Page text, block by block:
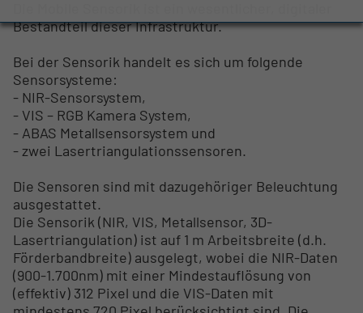
Bestandteil dieser Infrastruktur.
Bei der Sensorik handelt es sich um folgende
Sensorsysteme:
- NIR-Sensorsystem,
- VIS – RGB Kamera System,
- ABAS Metallsensorsystem und
- zwei Lasertriangulationssensoren.
Die Sensoren sind mit dazugehöriger Beleuchtung
ausgestattet.
Die Sensorik (NIR, VIS, Metallsensor, 3D-
Lasertriangulation) ist auf 1 m Arbeitsbreite (d.h.
Förderbandbreite) ausgelegt, wobei die NIR-Daten
(900-1.700nm) mit einer Mindestauflösung von
(effektiv) 312 Pixel und die VIS-Daten mit